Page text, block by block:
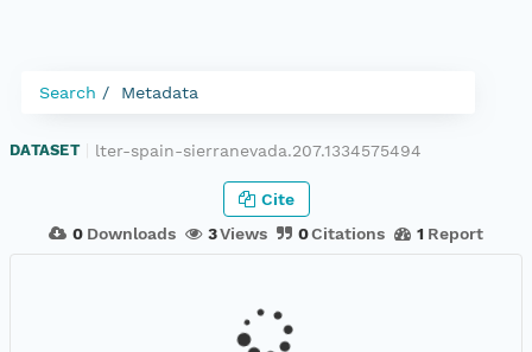
Search Metadata
DATASET lter-spain-sierranevada.207.1334575494
0 Downloads 3Views 0Citations 1 Report
Cite